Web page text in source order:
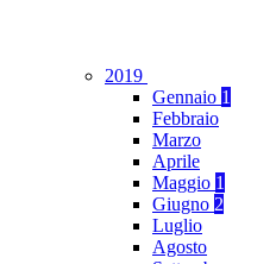
2019
Gennaio 1
Febbraio
Marzo
Aprile
Maggio 1
Giugno 2
Luglio
Agosto